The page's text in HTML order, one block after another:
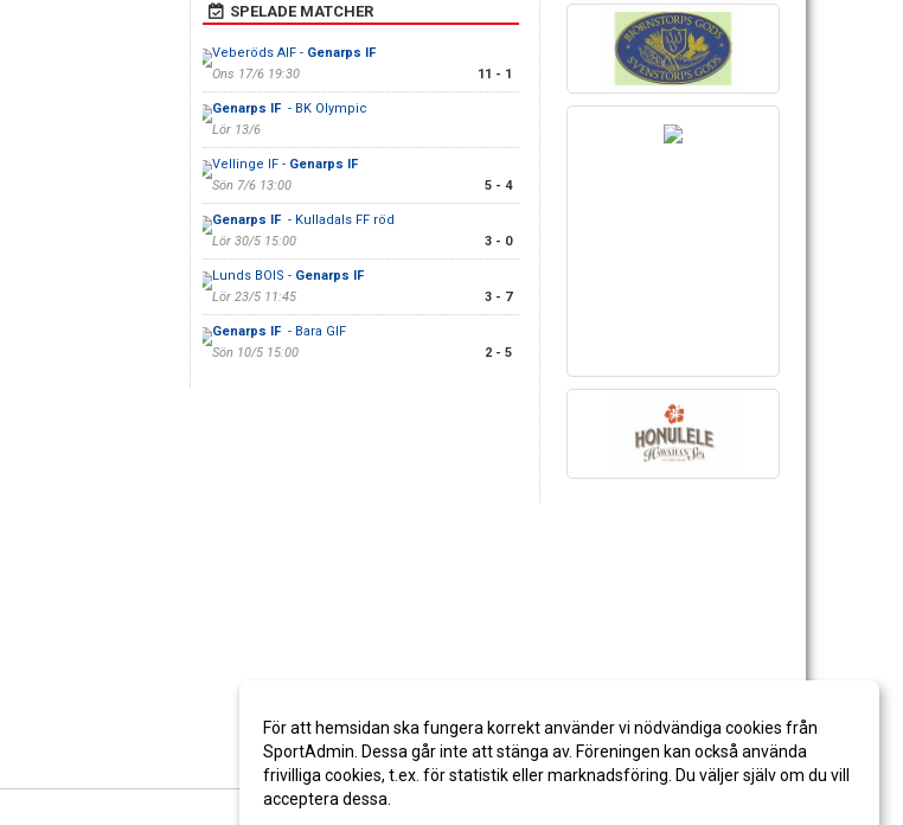
SPELADE MATCHER
Veberöds AIF - Genarps IF
Ons 17/6 19:30
11 - 1
Genarps IF - BK Olympic
Lör 13/6
Vellinge IF - Genarps IF
Sön 7/6 13:00
5 - 4
Genarps IF - Kulladals FF röd
Lör 30/5 15:00
3 - 0
Lunds BOIS - Genarps IF
Lör 23/5 11:45
3 - 7
Genarps IF - Bara GIF
Sön 10/5 15:00
2 - 5
För att hemsidan ska fungera korrekt använder vi nödvändiga cookies från
SportAdmin. Dessa går inte att stänga av. Föreningen kan också använda
frivilliga cookies, t.ex. för statistik eller marknadsföring. Du väljer själv om du vill
acceptera dessa.